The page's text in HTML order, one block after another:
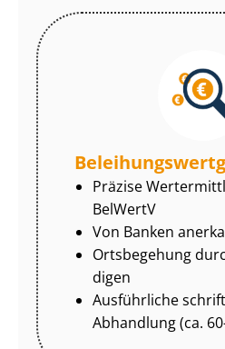
Präzise
BelWertV
Von Banken
Ortsbegehung
di­gen
Ausführliche
Abhandlung (ca.